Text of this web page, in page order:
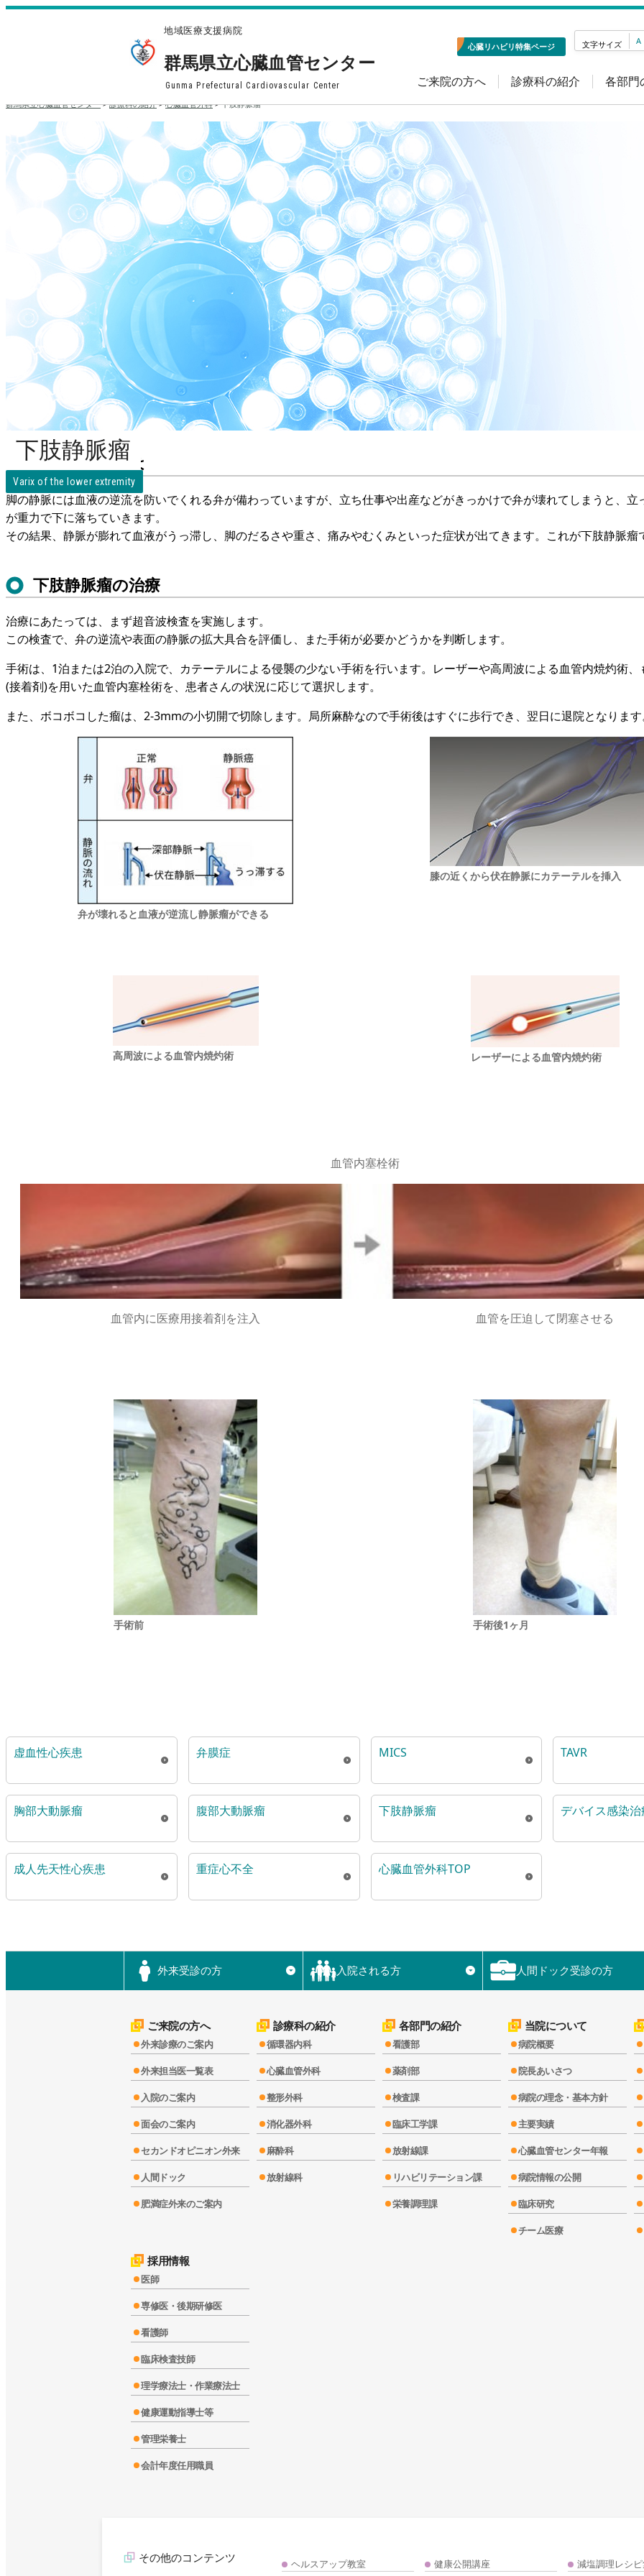
地域医療支援病院
群馬県立心臓血管センター
Gunma Prefectural Cardiovascular Center
心臓リハビリ特集ページ 文字サイズ A
ご来院の方へ 診療科の紹介 各部門
群馬県立心臓血管センター>診療科の紹介>心臓血管外科>下肢静脈瘤
下肢静脈瘤
Varix of the lower extremity
下肢静脈瘤とは
脚の静脈には血液の逆流を防いでくれる弁が備わっていますが、立ち仕事や出産などがきっかけで弁が壊れてしまうと、立
が重力で下に落ちていきます。
その結果、静脈が膨れて血液がうっ滞し、脚のだるさや重さ、痛みやむくみといった症状が出てきます。これが下肢静脈瘤
下肢静脈瘤の治療
治療にあたっては、まず超音波検査を実施します。
この検査で、弁の逆流や表面の静脈の拡大具合を評価し、また手術が必要かどうかを判断します。
手術は、1泊または2泊の入院で、カテーテルによる侵襲の少ない手術を行います。レーザーや高周波による血管内焼灼術
(接着剤)を用いた血管内塞栓術を、患者さんの状況に応じて選択します。
また、ボコボコした瘤は、2-3mmの小切開で切除します。局所麻酔なので手術後はすぐに歩行でき、翌日に退院となりま
弁が壊れると血液が逆流し静脈瘤ができる
膝の近くから伏在静脈にカテーテルを挿入
高周波による血管内焼灼術 レーザーによる血管内焼灼術
血管内塞栓術
血管内に医療用接着剤を注入 血管を圧迫して閉塞させる
手術前 手術後1ヶ月
虚血性心疾患 弁膜症 MICS TAVR
胸部大動脈瘤 腹部大動脈瘤 下肢静脈瘤 デバイス感染
成人先天性心疾患 重症心不全 心臓血管外科TOP
外来受診の方 ▼ 入院される方 ▼ 人間ドック受診の方
ご来院の方へ
外来診療のご案内
外来担当医一覧表
入院のご案内
面会のご案内
セカンドオピニオン外来
人間ドック
肥満症外来のご案内
診療科の紹介
循環器内科
心臓血管外科
整形外科
消化器外科
麻酔科
放射線科
各部門の紹介
看護部
薬剤部
検査課
臨床工学課
放射線課
リハビリテーション課
栄養調理課
当院について
病院概要
院長あいさつ
病院の理念・基本方針
主要実績
心臓血管センター年報
病院情報の公開
臨床研究
チーム医療
採用情報
医師
専修医・後期研修医
看護師
臨床検査技師
理学療法士・作業療法士
健康運動指導士等
管理栄養士
会計年度任用職員
その他のコンテンツ ヘルスアップ教室 健康公開講座 減塩調理レシ